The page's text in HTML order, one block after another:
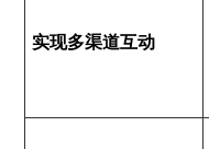
实现多渠道互动